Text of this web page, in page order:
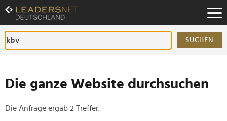
Zum
Inhalt
Zur
Fußzeilen-
Navigation
SUCHEN
Die ganze Website durchsuchen
Die Anfrage ergab 2 Treffer.